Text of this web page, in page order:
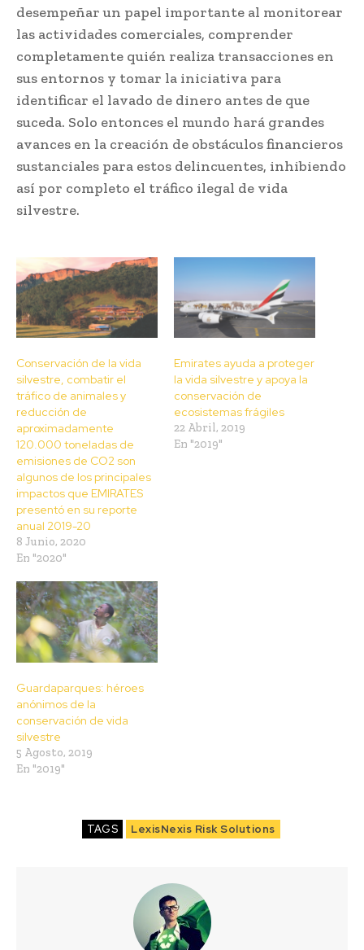
desempeñar un papel importante al monitorear
las actividades comerciales, comprender
completamente quién realiza transacciones en
sus entornos y tomar la iniciativa para
identificar el lavado de dinero antes de que
suceda. Solo entonces el mundo hará grandes
avances en la creación de obstáculos financieros
sustanciales para estos delincuentes, inhibiendo
así por completo el tráfico ilegal de vida
silvestre.
Conservación de la vida
silvestre, combatir el
tráfico de animales y
reducción de
aproximadamente
120.000 toneladas de
emisiones de CO2 son
algunos de los principales
impactos que EMIRATES
presentó en su reporte
anual 2019-20
8 Junio, 2020
En "2020"
Emirates ayuda a proteger
la vida silvestre y apoya la
conservación de
ecosistemas frágiles
22 Abril, 2019
En "2019"
Guardaparques: héroes
anónimos de la
conservación de vida
silvestre
5 Agosto, 2019
En "2019"
TAGS LexisNexis Risk Solutions